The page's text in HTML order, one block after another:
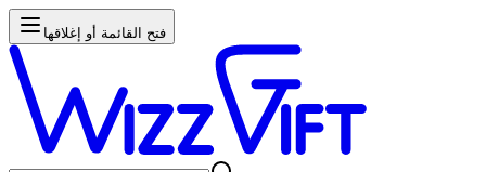
فتح القائمة أو إغلاقها